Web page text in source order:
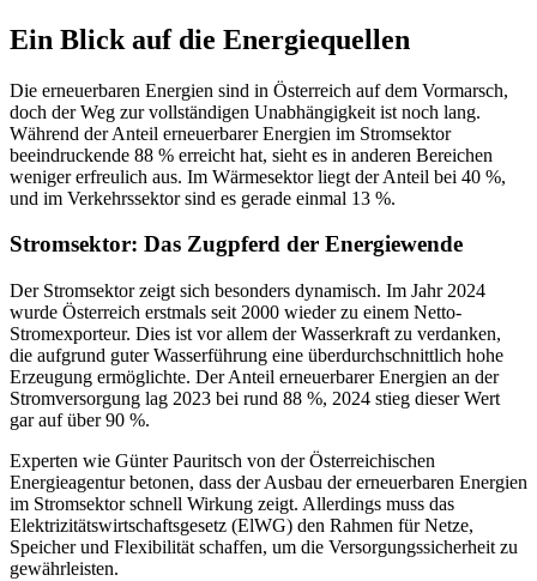
Ein Blick auf die Energiequellen
Die erneuerbaren Energien sind in Österreich auf dem Vormarsch,
doch der Weg zur vollständigen Unabhängigkeit ist noch lang.
Während der Anteil erneuerbarer Energien im Stromsektor
beeindruckende 88 % erreicht hat, sieht es in anderen Bereichen
weniger erfreulich aus. Im Wärmesektor liegt der Anteil bei 40 %,
und im Verkehrssektor sind es gerade einmal 13 %.
Stromsektor: Das Zugpferd der Energiewende
Der Stromsektor zeigt sich besonders dynamisch. Im Jahr 2024
wurde Österreich erstmals seit 2000 wieder zu einem Netto-
Stromexporteur. Dies ist vor allem der Wasserkraft zu verdanken,
die aufgrund guter Wasserführung eine überdurchschnittlich hohe
Erzeugung ermöglichte. Der Anteil erneuerbarer Energien an der
Stromversorgung lag 2023 bei rund 88 %, 2024 stieg dieser Wert
gar auf über 90 %.
Experten wie Günter Pauritsch von der Österreichischen
Energieagentur betonen, dass der Ausbau der erneuerbaren Energien
im Stromsektor schnell Wirkung zeigt. Allerdings muss das
Elektrizitätswirtschaftsgesetz (ElWG) den Rahmen für Netze,
Speicher und Flexibilität schaffen, um die Versorgungssicherheit zu
gewährleisten.